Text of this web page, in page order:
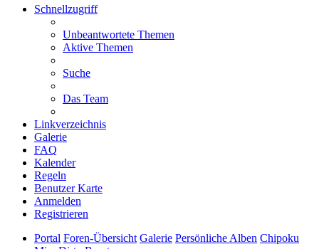
Schnellzugriff
Unbeantwortete Themen
Aktive Themen
Suche
Das Team
Linkverzeichnis
Galerie
FAQ
Kalender
Regeln
Benutzer Karte
Anmelden
Registrieren
Portal Foren-Übersicht Galerie Persönliche Alben Chipoku